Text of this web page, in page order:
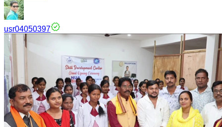
usr04050397